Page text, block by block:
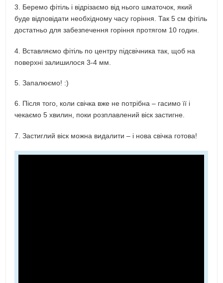
3. Беремо фітіль і відрізаємо від нього шматочок, який
буде відповідати необхідному часу горіння. Так 5 см фітіль
достатньо для забезпечення горіння протягом 10 годин.
4. Вставляємо фітіль по центру підсвічника так, щоб на
поверхні залишилося 3-4 мм.
5. Запалюємо! :)
6. Після того, коли свічка вже не потрібна – гасимо її і
чекаємо 5 хвилин, поки розплавлений віск застигне.
7. Застиглий віск можна видалити – і нова свічка готова!